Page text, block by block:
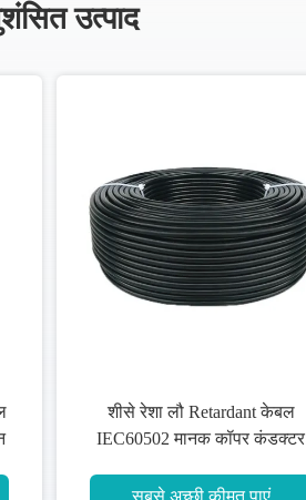
उत्पाद
शीसे रेशा लौ Retardant केबल
IEC60502 मानक कॉपर कंडक्टर
सबसे अच्छी कीमत पाएं